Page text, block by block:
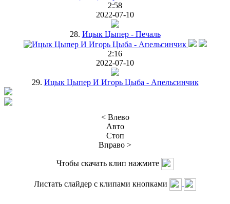
2:58
2022-07-10
28. Ицык Цыпер - Печаль
2:16
2022-07-10
29. Ицык Цыпер И Игорь Цыба - Апельсинчик
< Влево
Авто
Стоп
Вправо >
Чтобы скачать клип нажмите
Листать слайдер с клипами кнопками